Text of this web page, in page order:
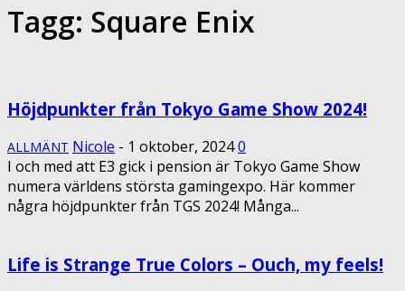
Tagg: Square Enix
Höjdpunkter från Tokyo Game Show 2024!
ALLMÄNT Nicole - 1 oktober, 20240
I och med att E3 gick i pension är Tokyo Game Show
numera världens största gamingexpo. Här kommer
några höjdpunkter från TGS 2024! Många...
Life is Strange True Colors – Ouch, my feels!